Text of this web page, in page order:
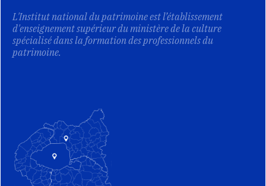
L'Institut national du patrimoine est l’établissement
d'enseignement supérieur du ministère de la culture
spécialisé dans la formation des professionnels du
patrimoine.